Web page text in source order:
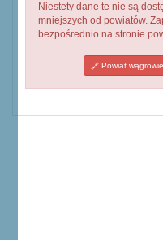
Niestety dane te nie są
mniejszych od powiatów.
bezpośrednio na stronie
Powiat